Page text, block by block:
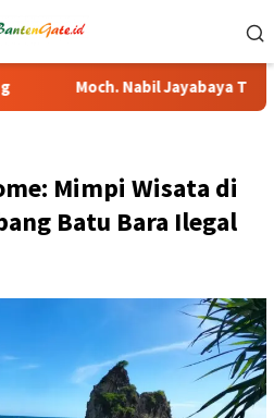
Turnamen Sepak Bola Piala
Mimpi Wisata di
Batu Bara Ilegal